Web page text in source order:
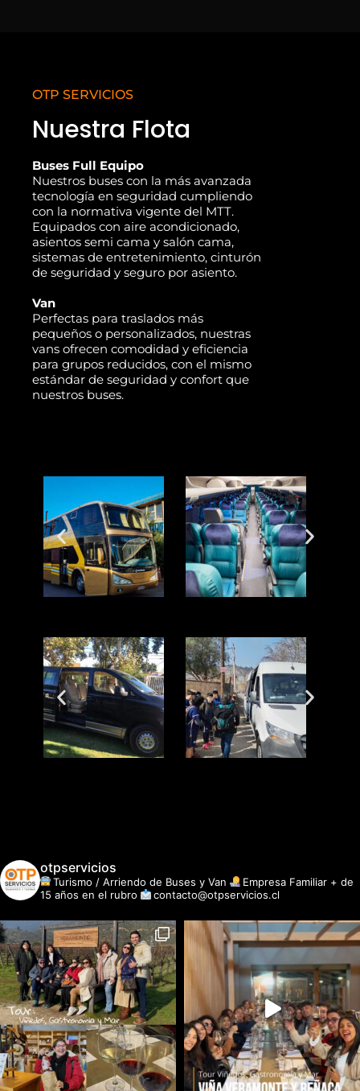
OTP SERVICIOS
Nuestra Flota
Buses Full Equipo
Nuestros buses con la más avanzada
tecnología en seguridad cumpliendo
con la normativa vigente del MTT.
Equipados con aire acondicionado,
asientos semi cama y salón cama,
sistemas de entretenimiento, cinturón
de seguridad y seguro por asiento.
Van
Perfectas para traslados más
pequeños o personalizados, nuestras
vans ofrecen comodidad y eficiencia
para grupos reducidos, con el mismo
estándar de seguridad y confort que
nuestros buses.
otpservicios
Turismo / Arriendo de Buses y Van
Empresa Familiar + de
15 años en el rubro
contacto@otpservicios.cl